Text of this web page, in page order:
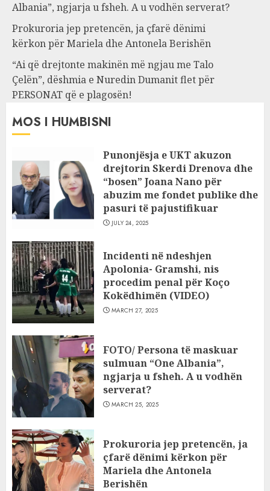
Albania”, ngjarja u fsheh. A u vodhën serverat?
Prokuroria jep pretencën, ja çfarë dënimi
kërkon për Mariela dhe Antonela Berishën
“Ai që drejtonte makinën më ngjau me Talo
Çelën”, dëshmia e Nuredin Dumanit flet për
PERSONAT që e plagosën!
MOS I HUMBISNI
Punonjësja e UKT akuzon
drejtorin Skerdi Drenova dhe
“bosen” Joana Nano për
abuzim me fondet publike dhe
pasuri të pajustifikuar
JULY 24, 2025
Incidenti në ndeshjen
Apolonia- Gramshi, nis
procedim penal për Koço
Kokëdhimën (VIDEO)
MARCH 27, 2025
FOTO/ Persona të maskuar
sulmuan “One Albania”,
ngjarja u fsheh. A u vodhën
serverat?
MARCH 25, 2025
Prokuroria jep pretencën, ja
çfarë dënimi kërkon për
Mariela dhe Antonela
Berishën